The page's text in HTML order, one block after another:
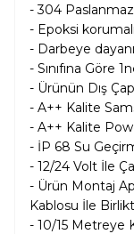
- 304
- Epoksi
- Darbeye
- Sınıfına Göre
- Ürünün Dış
- A++ Kalite
- A++ Kalite
- İP 68 Su
- 12/24 Volt İle
- Ürün Montaj
Kablosu İle
- 10/15 Metreye